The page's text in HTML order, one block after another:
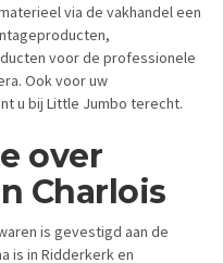
via de vakhandel een
voor de professionele
Ook voor uw
u bij Little Jumbo terecht.
over
Charlois
is gevestigd aan de
is in Ridderkerk en